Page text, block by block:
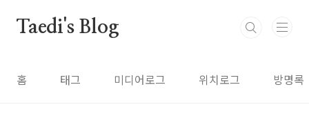
Taedi's Blog
홈 태그 미디어로그 위치로그 방명록